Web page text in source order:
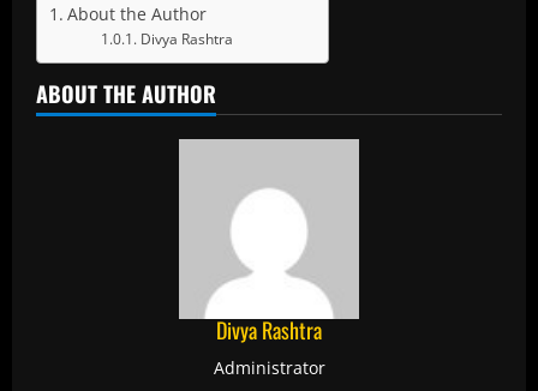
About the Author
Divya Rashtra
ABOUT THE AUTHOR
Divya Rashtra
Administrator